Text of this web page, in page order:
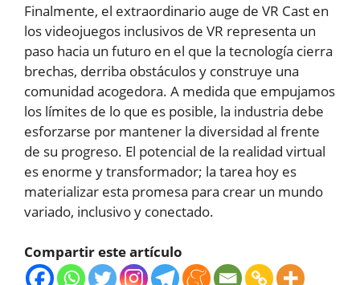
Finalmente, el extraordinario auge de VR Cast en
los videojuegos inclusivos de VR representa un
paso hacia un futuro en el que la tecnología cierra
brechas, derriba obstáculos y construye una
comunidad acogedora. A medida que empujamos
los límites de lo que es posible, la industria debe
esforzarse por mantener la diversidad al frente
de su progreso. El potencial de la realidad virtual
es enorme y transformador; la tarea hoy es
materializar esta promesa para crear un mundo
variado, inclusivo y conectado.
Compartir este artículo